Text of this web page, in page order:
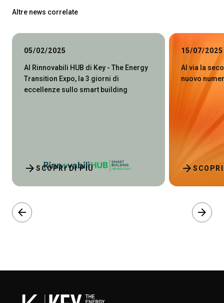
Altre news correlate
05/02/2025
Al Rinnovabili HUB di Key - The Energy
Transition Expo, la 3 giorni di
eccellenze sullo smart building
SCOPRI DI PIÙ
arrow_forward
15/07/2025
Al via la
nuovo
arrow_forward
arrow_back arrow_forward